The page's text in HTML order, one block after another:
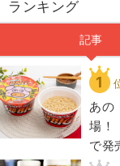
ランキング
記事
1
あの
場！
で発